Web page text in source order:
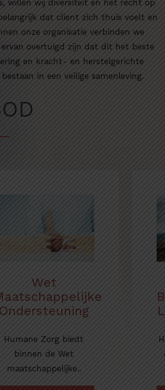
willen wij diversiteit en het recht op
dat client zich thuis voelt en
onze organisatie verbinden we
overtuigd zijn dat dit het beste
en kracht- en herstelgerichte
in een veilige samenleving.
Wet
Ondersteuning
Humane Zorg biedt
binnen de Wet
maatschappelijke..